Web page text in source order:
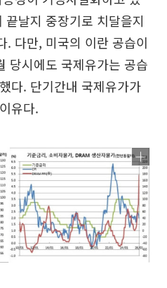
날지 중장기로 치달을지
. 다만, 미국의 이란 공습이
당시에도 국제유가는 공습
다. 단기간내 국제유가가
유다.